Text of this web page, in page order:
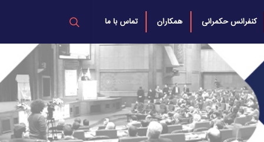
کنفرانس حکمرانی همکاران تماس با ما